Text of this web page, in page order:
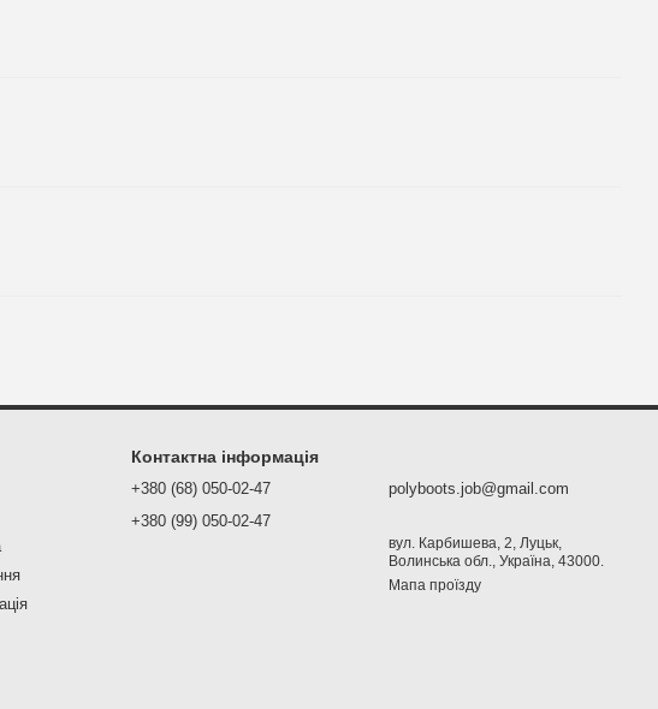
Контактна інформація
+380 (68) 050-02-47
+380 (99) 050-02-47
polyboots.job@gmail.com
вул. Карбишева, 2, Луцьк,
Волинська обл., Україна, 43000.
Мапа проїзду